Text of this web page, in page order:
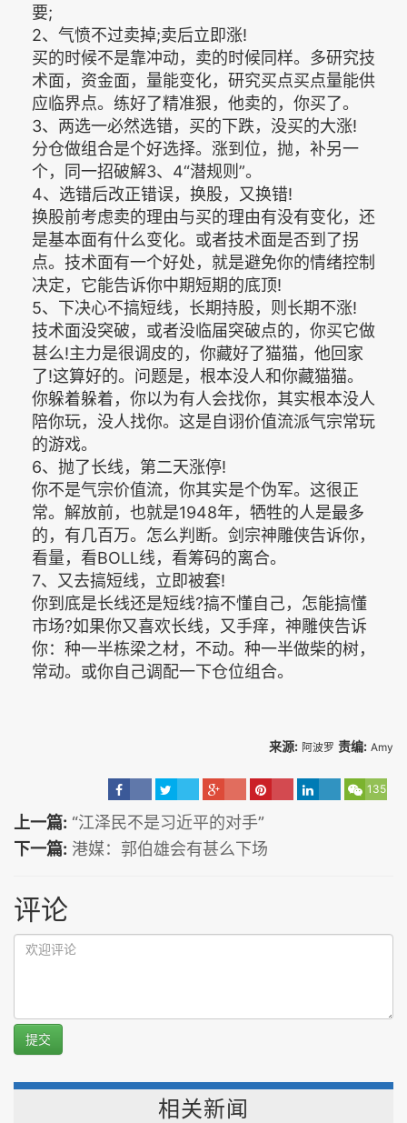
要;
2、气愤不过卖掉;卖后立即涨!
买的时候不是靠冲动，卖的时候同样。多研究技
术面，资金面，量能变化，研究买点买点量能供
应临界点。练好了精准狠，他卖的，你买了。
3、两选一必然选错，买的下跌，没买的大涨!
分仓做组合是个好选择。涨到位，抛，补另一
个，同一招破解3、4“潜规则”。
4、选错后改正错误，换股，又换错!
换股前考虑卖的理由与买的理由有没有变化，还
是基本面有什么变化。或者技术面是否到了拐
点。技术面有一个好处，就是避免你的情绪控制
决定，它能告诉你中期短期的底顶!
5、下决心不搞短线，长期持股，则长期不涨!
技术面没突破，或者没临届突破点的，你买它做
甚么!主力是很调皮的，你藏好了猫猫，他回家
了!这算好的。问题是，根本没人和你藏猫猫。
你躲着躲着，你以为有人会找你，其实根本没人
陪你玩，没人找你。这是自诩价值流派气宗常玩
的游戏。
6、抛了长线，第二天涨停!
你不是气宗价值流，你其实是个伪军。这很正
常。解放前，也就是1948年，牺牲的人是最多
的，有几百万。怎么判断。剑宗神雕侠告诉你，
看量，看BOLL线，看筹码的离合。
7、又去搞短线，立即被套!
你到底是长线还是短线?搞不懂自己，怎能搞懂
市场?如果你又喜欢长线，又手痒，神雕侠告诉
你：种一半栋梁之材，不动。种一半做柴的树，
常动。或你自己调配一下仓位组合。
来源: 阿波罗 责编: Amy
135
上一篇: “江泽民不是习近平的对手”
下一篇: 港媒：郭伯雄会有甚么下场
评论
提交
相关新闻